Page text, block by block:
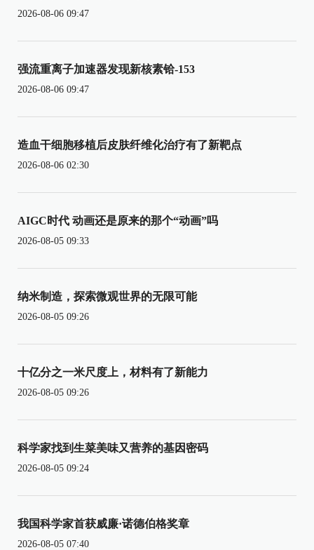
2026-08-06 09:47
强流重离子加速器发现新核素铪-153
2026-08-06 09:47
造血干细胞移植后皮肤纤维化治疗有了新靶点
2026-08-06 02:30
AIGC时代 动画还是原来的那个“动画”吗
2026-08-05 09:33
纳米制造，探索微观世界的无限可能
2026-08-05 09:26
十亿分之一米尺度上，材料有了新能力
2026-08-05 09:26
科学家找到生菜美味又营养的基因密码
2026-08-05 09:24
我国科学家首获威廉·诺德伯格奖章
2026-08-05 07:40